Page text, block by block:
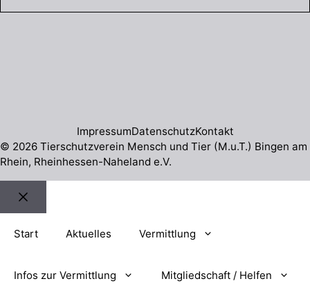
© 2026 Tierschutzverein Mensch und Tier (M.u.T.) Bingen am
Rhein, Rheinhessen-Naheland e.V.
ImpressumDatenschutzKontakt
Schließen
Start Aktuelles Vermittlung
Infos zur Vermittlung Mitgliedschaft / Helfen